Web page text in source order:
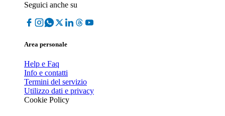
Seguici anche su
Area personale
Help e Faq
Info e contatti
Termini del servizio
Utilizzo dati e privacy
Cookie Policy